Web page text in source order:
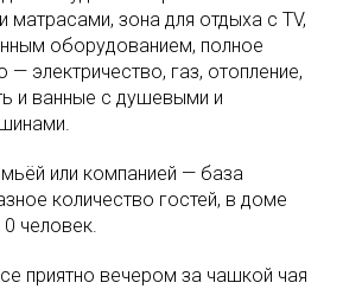
матрасами, зона для отдыха с TV,
оборудованием, полное
— электричество, газ, отопление,
и ванные с душевыми и
или компанией — база
количество гостей, в доме
человек.
приятно вечером за чашкой чая